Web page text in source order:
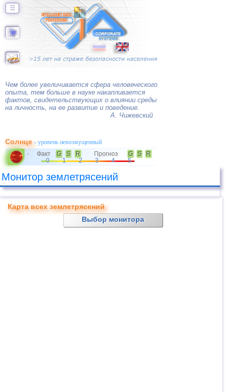
☰
Чем более увеличивается сфера человеческого
опыта, тем больше в науке накапливается
фактов, свидетельствующих о влиянии среды
на личность, на ее развитие и поведение.
А. Чижевский
Солнце- уровень невозмущенный
- Факт G S R Прогноз G S
R
0
1 2 3 4 5
Монитор землетрясений
Карта всех землетрясений
Выбор монитора